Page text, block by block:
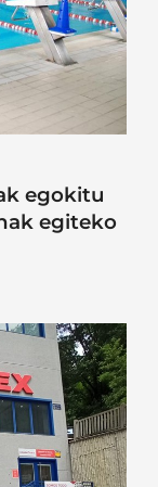
egokitu
egiteko